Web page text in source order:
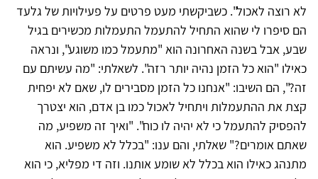
לא רוצה לאכול". כשביקשתי מעט פרטים על פעילויות של גלעד
הם סיפרו לי שהוא התחיל להתעמל התעמלות מכשירים בגיל
שבע, אבל בשנה האחרונה הוא "מתעמל כמו משוגע", ונראה
כאילו "הוא כל הזמן נהיה יותר רזה". לשאלתי: "מה עשיתם עם
זה?", הם השיבו: "אנחנו כל הזמן מסבירים לו, שאם לא יפחית
קצת את ההתעמלות ויתחיל לאכול כמו בן אדם, הוא יצטרך
להפסיק להתעמל כי לא יהיה לו כוח". "ואיך זה משפיע, מה
שאתם אומרים?" שאלתי, והם ענו: "בכלל לא משפיע. הוא
מתנהג כאילו הוא בכלל לא שומע אותנו. וזה די מפליא, כי הוא